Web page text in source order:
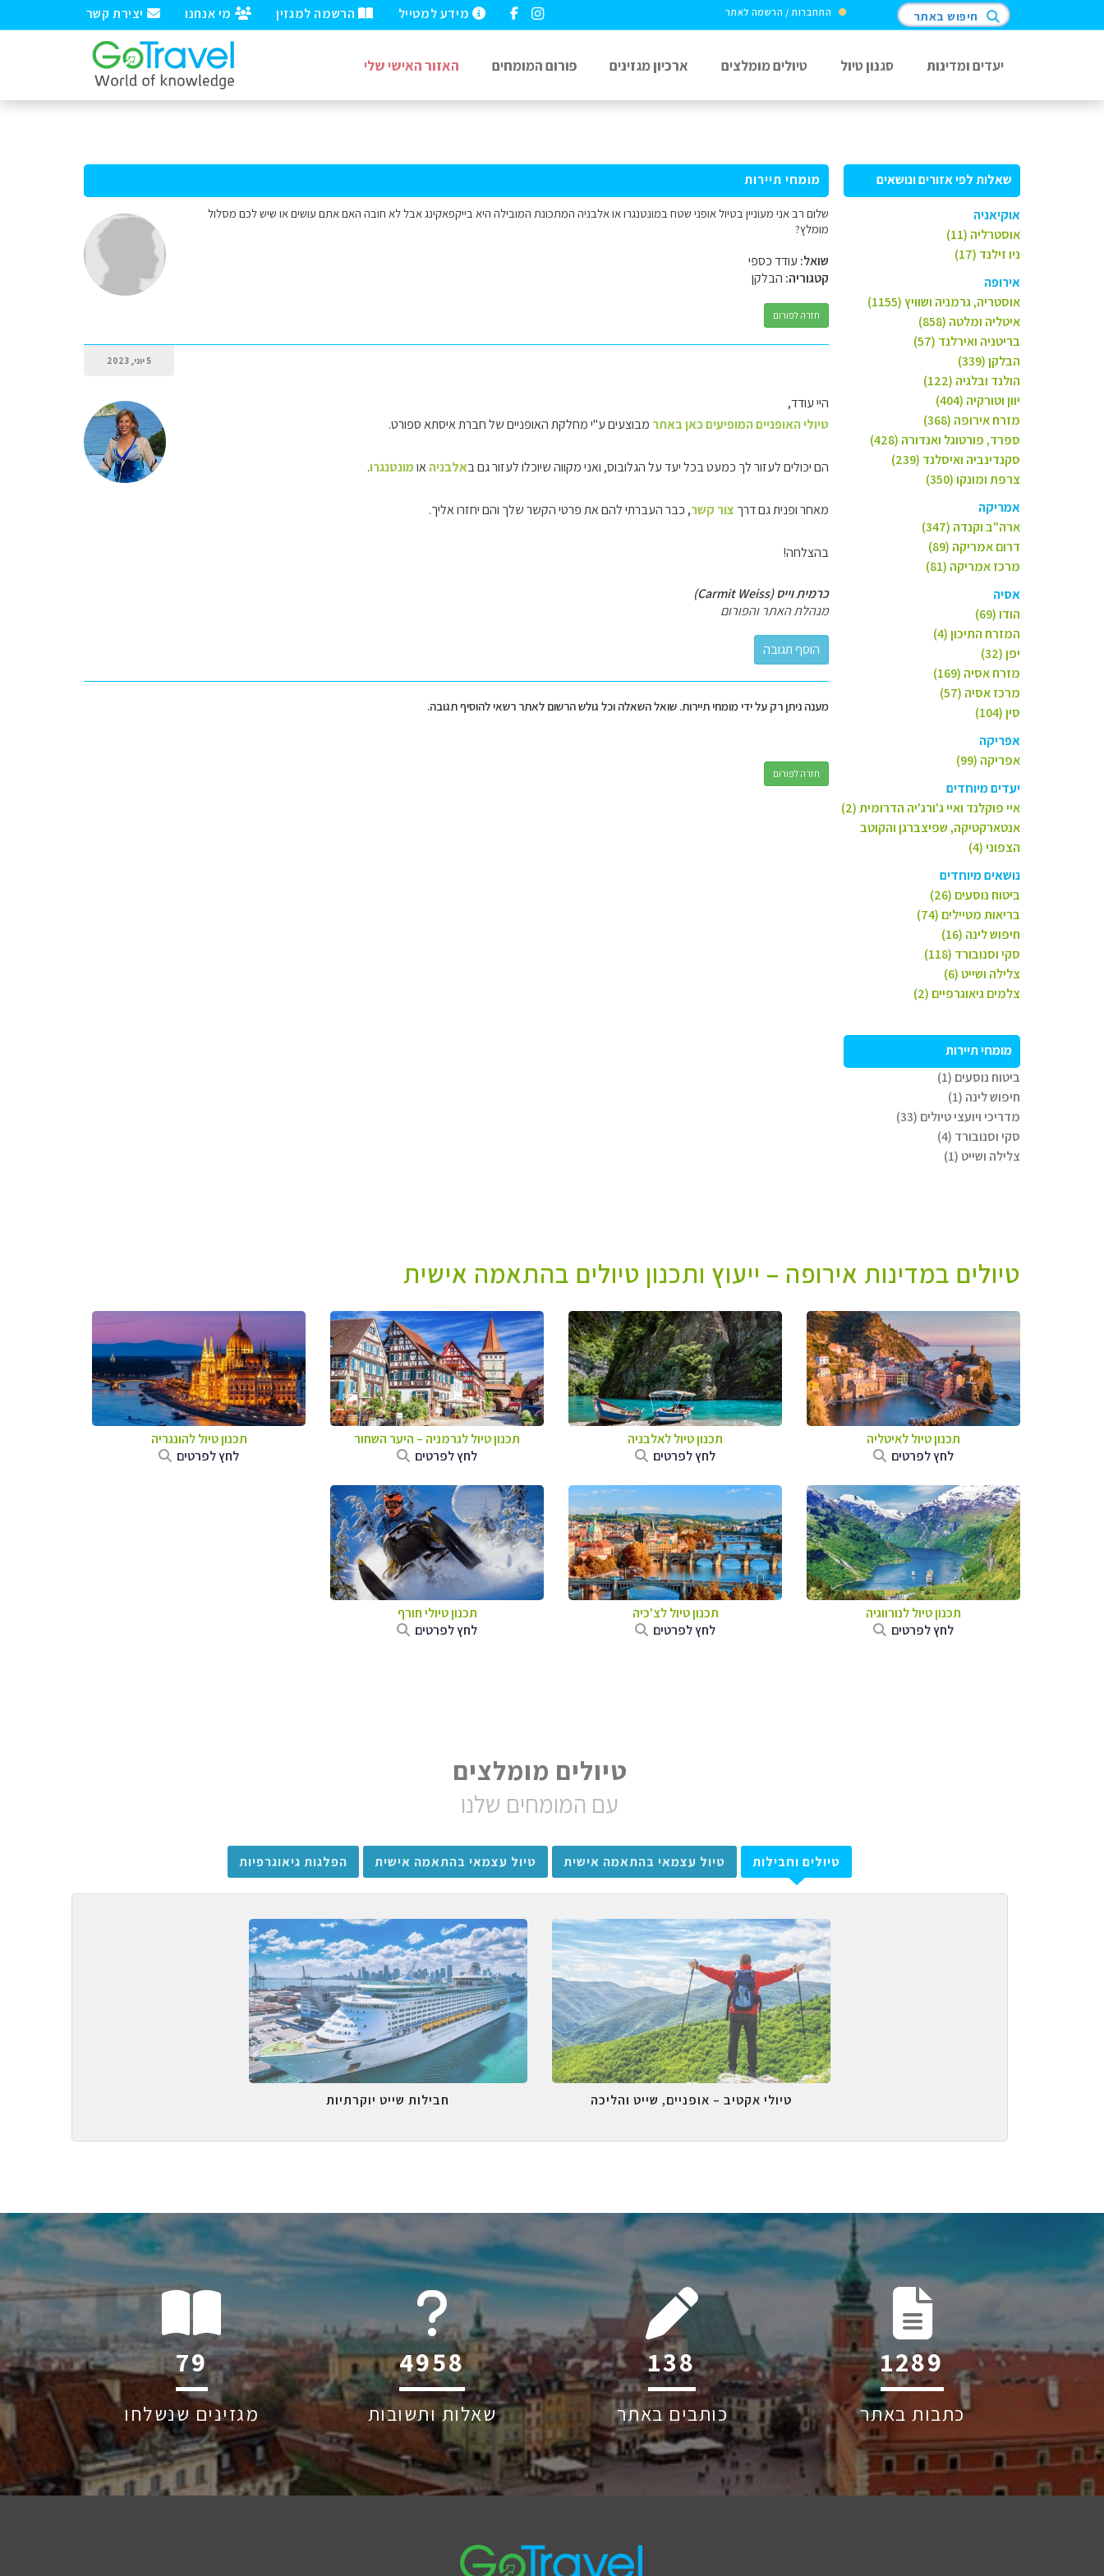
יצירת קשר מי אנחנו הרשמה למגזין מידע למטייל התחברות / הרשמה לאתר חיפוש באתר
יעדים ומדינות סגנון טיול טיולים מומלצים ארכיון מגזינים פורום המומחים האזור האישי שלי
שאלות לפי אזורים ונושאים
אוקיאניה
אוסטרליה (11)
ניו זילנד (17)
אירופה
אוסטריה, גרמניה ושוויץ (1155)
איטליה ומלטה (858)
בריטניה ואירלנד (57)
הבלקן (339)
הולנד ובלגיה (122)
יוון וטורקיה (404)
מזרח אירופה (368)
ספרד, פורטוגל ואנדורה (428)
סקנדינביה ואיסלנד (239)
צרפת ומונקו (350)
אמריקה
ארה"ב וקנדה (347)
דרום אמריקה (89)
מרכז אמריקה (81)
אסיה
הודו (69)
המזרח התיכון (4)
יפן (32)
מזרח אסיה (169)
מרכז אסיה (57)
סין (104)
אפריקה
אפריקה (99)
יעדים מיוחדים
איי פוקלנד ואיי ג'ורג'יה הדרומית (2)
אנטארקטיקה, שפיצברגן והקוטב
הצפוני (4)
נושאים מיוחדים
ביטוח נוסעים (26)
בריאות מטיילים (74)
חיפוש לינה (16)
סקי וסנובורד (118)
צלילה ושייט (6)
צלמים גיאוגרפיים (2)
מומחי תיירות
ביטוח נוסעים (1)
חיפוש לינה (1)
מדריכי ויועצי טיולים (33)
סקי וסנובורד (4)
צלילה ושייט (1)
מומחי תיירות
שלום רב אני מעוניין בטיול אופני שטח במונטנגרו או אלבניה המתכונת המובילה היא בייקפאקינג אבל לא חובה האם אתם עושים או שיש לכם מסלול
מומלץ?
שואל: עודד כספי
קטגוריה: הבלקן
חזרה לפורום
5 יוני, 2023
היי עודד,
טיולי האופניים המופיעים כאן באתר מבוצעים ע"י מחלקת האופניים של חברת איסתא ספורט.
הם יכולים לעזור לך כמעט בכל יעד על הגלובוס, ואני מקווה שיוכלו לעזור גם באלבניהאומונטנגרו.
מאחר ופנית גם דרך צור קשר, כבר העברתי להם את פרטי הקשר שלך והם יחזרו אליך.
בהצלחה!
כרמית וייס (Carmit Weiss)
מנהלת האתר והפורום
מענה ניתן רק על ידי מומחי תיירות. שואל השאלה וכל גולש הרשום לאתר רשאי להוסיף תגובה.
חזרה לפורום
טיולים במדינות אירופה – ייעוץ ותכנון טיולים בהתאמה אישית
תכנון טיול לאיטליה
לחץ לפרטים
תכנון טיול לאלבניה
לחץ לפרטים
תכנון טיול לגרמניה – היער השחור
לחץ לפרטים
תכנון טיול להונגריה
לחץ לפרטים
תכנון טיול לנורווגיה
לחץ לפרטים
תכנון טיול לצ'כיה
לחץ לפרטים
תכנון טיולי חורף
לחץ לפרטים
טיולים מומלצים
עם המומחים שלנו
טיולים וחבילות טיול עצמאי בהתאמה אישית טיול עצמאי בהתאמה אישית הפלגות גיאוגרפיות
טיולי אקטיב – אופניים, שייט והליכה חבילות שייט יוקרתיות
118
מגזינים שנשלחו
6045
שאלות ותשובות
206
כותבים באתר
1917
כתבות באתר